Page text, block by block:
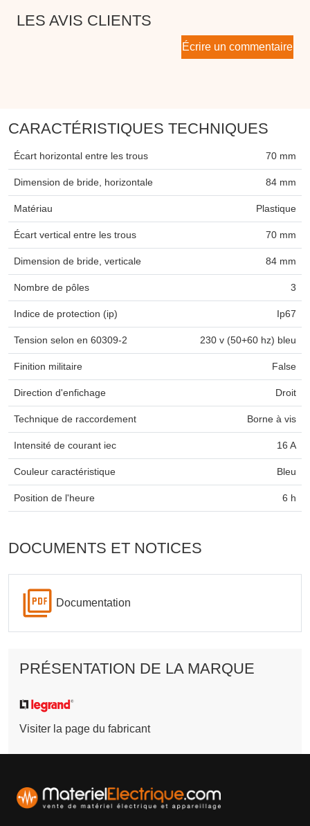
LES AVIS CLIENTS
Écrire un commentaire
CARACTÉRISTIQUES TECHNIQUES
Écart horizontal entre les trous 70 mm
Dimension de bride, horizontale 84 mm
Matériau Plastique
Écart vertical entre les trous 70 mm
Dimension de bride, verticale 84 mm
Nombre de pôles 3
Indice de protection (ip) Ip67
Tension selon en 60309-2 230 v (50+60 hz) bleu
Finition militaire False
Direction d'enfichage Droit
Technique de raccordement Borne à vis
Intensité de courant iec 16 A
Couleur caractéristique Bleu
Position de l'heure 6 h
DOCUMENTS ET NOTICES
Documentation
PRÉSENTATION DE LA MARQUE
Visiter la page du fabricant